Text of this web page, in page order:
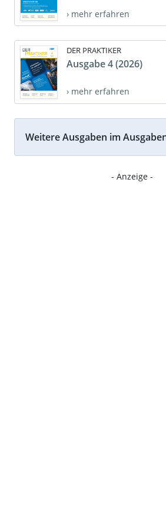
› mehr erfahren
DER PRAKTIKER
Ausgabe 4 (2026)
› mehr erfahren
Weitere Ausgaben im
- Anzeige -